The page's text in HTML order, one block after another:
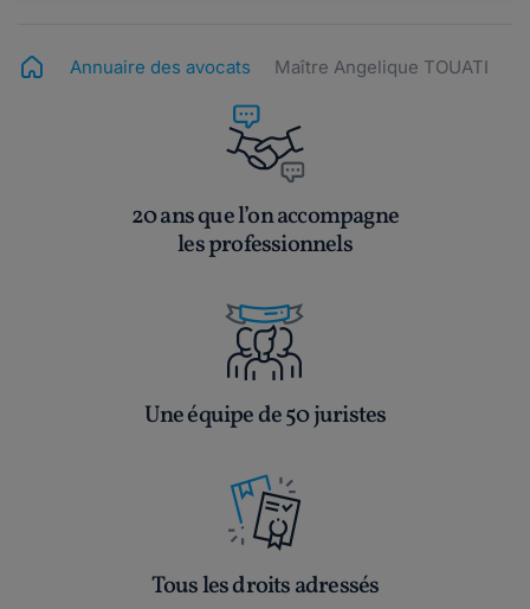
Annuaire des avocats Maître Angelique TOUATI
20 ans que l’on accompagne
les professionnels
Une équipe de 50 juristes
Tous les droits adressés